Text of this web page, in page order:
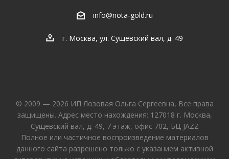
info@nota-gold.ru
г. Москва, ул. Сущевский вал, д. 49
© 2009 — 2026 ИП Лозовая Ольга Сергеевна, Все права
защищены. Адрес место нахождения: 127018 г. Москва,
Сущевский вал, д. 49, 7 этаж, офис 702, БЦ JAZZ
Полное или частичное воспроизведение материалов
данного сайта разрешено только с указанием активной